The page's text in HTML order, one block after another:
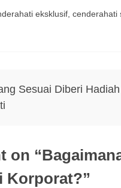
eksklusif cenderahati
Sesuai Diberi Hadiah
on “
Korporat?”